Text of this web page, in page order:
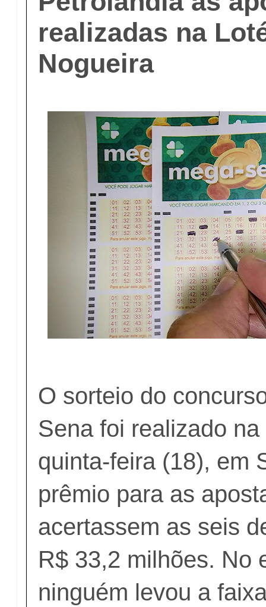
realizadas na
Nogueira
O sorteio do
Sena foi realizado
quinta-feira (18), em
prêmio para as
acertassem as seis
R$ 33,2 milhões. No
ninguém levou a